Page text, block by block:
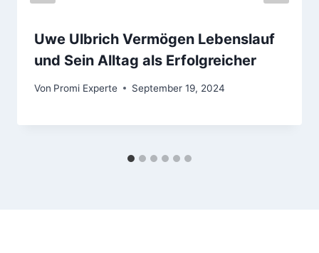
Uwe Ulbrich Vermögen Lebenslauf
und Sein Alltag als Erfolgreicher
Von Promi Experte September 19, 2024